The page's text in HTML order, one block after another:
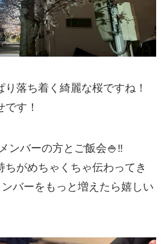
落ち着く綺麗な桜ですね！
す！
ンバーの方とご飯会🍚‼️
ちがめちゃくちゃ伝わってき
バーをもっと増えたら嬉しい